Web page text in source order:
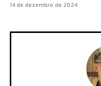
14 de dezembro de 2024